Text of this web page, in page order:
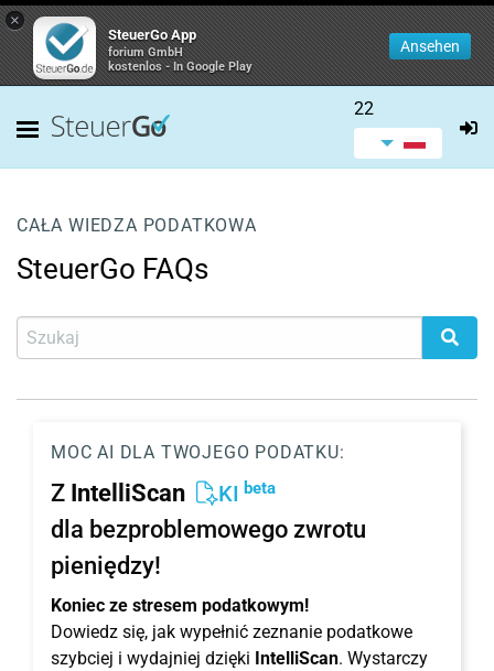
×
SteuerGo App
forium GmbH
kostenlos - In Google Play
Ansehen
22
CAŁA WIEDZA PODATKOWA
SteuerGo FAQs
MOC AI DLA TWOJEGO PODATKU:
Z IntelliScan KI beta
dla bezproblemowego zwrotu
pieniędzy!
Koniec ze stresem podatkowym!
Dowiedz się, jak wypełnić zeznanie podatkowe
szybciej i wydajniej dzięki IntelliScan. Wystarczy